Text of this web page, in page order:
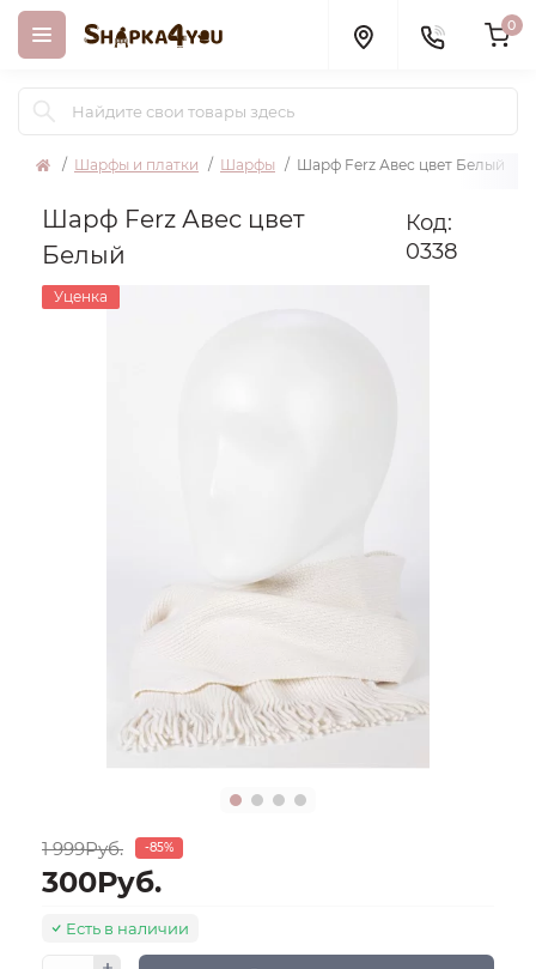
0
Шарфы и платки Шарфы Шарф Ferz Авес цвет Белый
Шарф Ferz Авес цвет
Белый
Код:
0338
Уценка
1 999Руб. -85%
300Руб.
Есть в наличии